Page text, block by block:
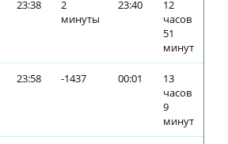
23:38
2
минуты
23:40
12
часов
51
минут
23:58 -1437 00:01
13
часов
9
минут